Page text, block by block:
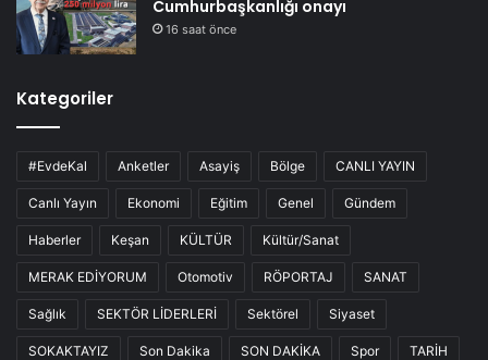
Cumhurbaşkanlığı onayı
16 saat önce
Kategoriler
#EvdeKal Anketler Asayiş Bölge CANLI YAYIN
Canlı Yayın Ekonomi Eğitim Genel Gündem
Haberler Keşan KÜLTÜR Kültür/Sanat
MERAK EDİYORUM Otomotiv RÖPORTAJ SANAT
Sağlık SEKTÖR LİDERLERİ Sektörel Siyaset
SOKAKTAYIZ Son Dakika SON DAKİKA Spor TARİH